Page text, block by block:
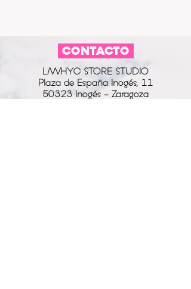
CONTACTO
L/WHYC STORE STUDIO
Plaza de España Inogés, 11
50323 Inogés - Zaragoza